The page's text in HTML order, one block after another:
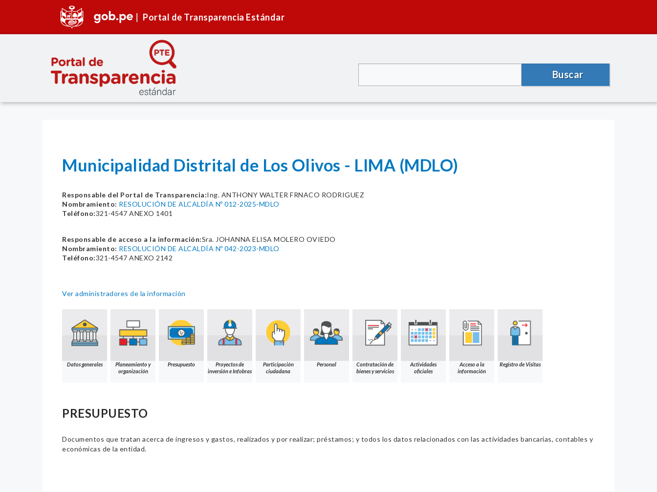
Portal de Transparencia Estándar
Buscar
Municipalidad Distrital de Los Olivos - LIMA (MDLO)
Responsable del Portal de Transparencia:Ing. ANTHONY WALTER FRNACO RODRIGUEZ
Nombramiento: RESOLUCIÓN DE ALCALDÍA Nº 012-2025-MDLO
Teléfono:321-4547 ANEXO 1401
Responsable de acceso a la información:Sra. JOHANNA ELISA MOLERO OVIEDO
Nombramiento: RESOLUCIÓN DE ALCALDÍA Nº 042-2023-MDLO
Teléfono:321-4547 ANEXO 2142
Ver administradores de la información
Datos generales
Planeamiento y
organización
Presupuesto
Proyectos de
inversión e Infobras
Participación
ciudadana
Personal
Contratación de
bienes y servicios
Actividades
oficiales
Acceso a la
información
Registro de Visitas
PRESUPUESTO
Documentos que tratan acerca de ingresos y gastos, realizados y por realizar; préstamos; y todos los datos relacionados con las actividades bancarias, contables y
económicas de la entidad.